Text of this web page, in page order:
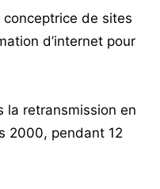
de sites
d’internet pour
la retransmission en
2000, pendant 12